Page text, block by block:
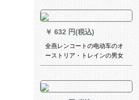
￥ 632 円(税込)
全燕レンコートの电动车のオ
ーストリア・トレインの男女
が足を覆うつばさを厚くし
ポンチーペア-チベット青5
XL(中大型车)-无镜カバー